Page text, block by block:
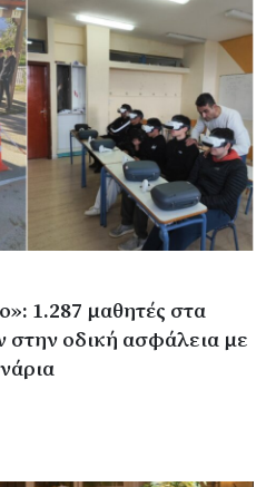
1.287 μαθητές στα
στην οδική ασφάλεια με